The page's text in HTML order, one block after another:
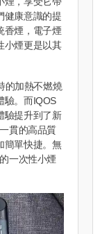
健康意識的提
香煙，電子煙
小煙更是以其
的加熱不燃燒
驗。而IQOS
驗提升到了新
貫的高品質
簡單快捷。無
一次性小煙